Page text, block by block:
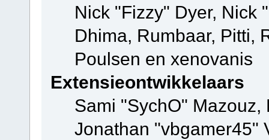
Nick "Fizzy" Dyer, Nick
Dhima, Rumbaar, Pitti,
Poulsen en xenovanis
Extensieontwikkelaars
Sami "SychO"
Jonathan "vbgamer45"